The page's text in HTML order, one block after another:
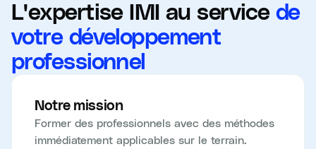
L'expertise IMI au service de
votre développement
professionnel
Notre mission
Former des professionnels avec des méthodes
immédiatement applicables sur le terrain.